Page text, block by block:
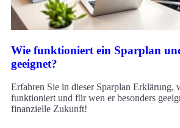
Wie funktioniert ein Sparplan
geeignet?
Erfahren Sie in dieser Sparplan Erklärung,
funktioniert und für wen er besonders
finanzielle Zukunft!